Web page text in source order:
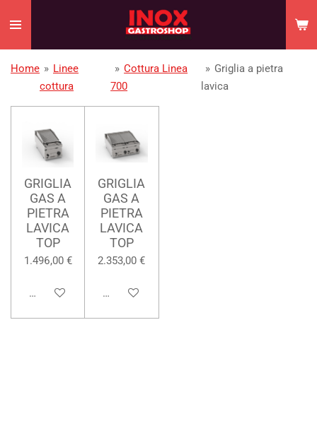
al
contenuto
principale
Home » Linee
cottura
» Cottura Linea
700
» Griglia a pietra
lavica
GRIGLIA
GAS A
PIETRA
LAVICA
TOP
1.496,00 €
Aggiungi al carrello
GRIGLIA
GAS A
PIETRA
LAVICA
TOP
2.353,00 €
Aggiungi al carrello